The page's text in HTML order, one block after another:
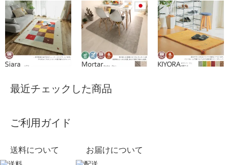
最近チェックした商品
ご利用ガイド
送料について お届けについて